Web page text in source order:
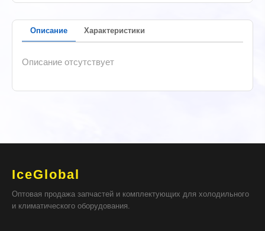
Описание Характеристики
Описание отсутствует
IceGlobal
Оптовая продажа запчастей и комплектующих для холодильного
и климатического оборудования.